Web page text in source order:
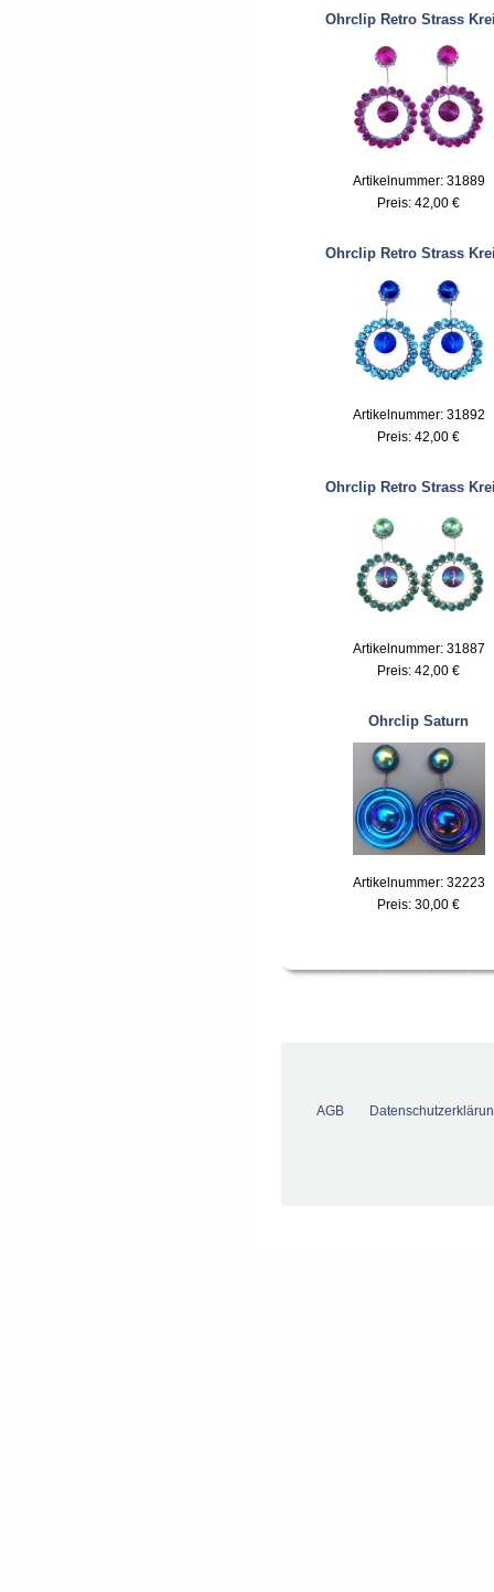
Ohrclip Retro Strass
Artikelnummer: 31889
Preis: 42,00 €
Ohrclip Retro Strass
Artikelnummer: 31892
Preis: 42,00 €
Ohrclip Retro Strass
Artikelnummer: 31887
Preis: 42,00 €
Ohrclip Saturn
Artikelnummer: 32223
Preis: 30,00 €
AGB